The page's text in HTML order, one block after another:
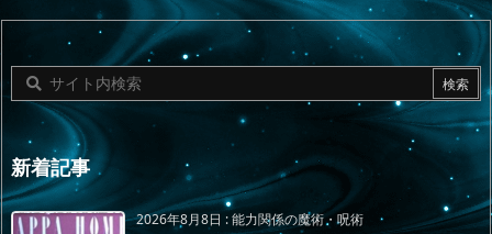
新着記事
2026年8月8日 :能力関係の魔術・呪術